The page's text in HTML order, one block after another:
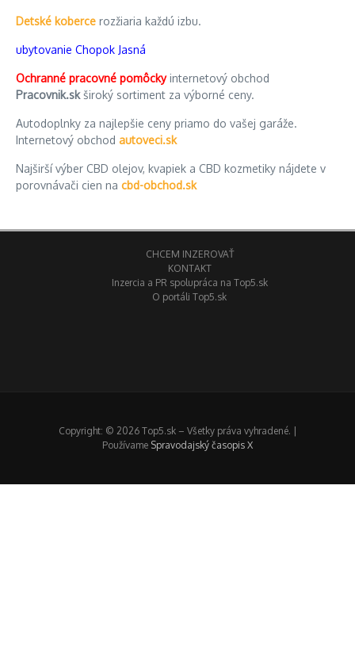
Detské koberce rozžiaria každú izbu.
ubytovanie Chopok Jasná
Ochranné pracovné pomôckyinternetový obchod
Pracovnik.skširoký sortiment za výborné ceny.
Autodoplnky za najlepšie ceny priamo do vašej garáže.
Internetový obchod autoveci.sk
Najširší výber CBD olejov, kvapiek a CBD kozmetiky nájdete v
porovnávači cien na cbd-obchod.sk
CHCEM INZEROVAŤ
KONTAKT
Inzercia a PR spolupráca na Top5.sk
O portáli Top5.sk
Copyright: © 2026 Top5.sk – Všetky práva vyhradené. |
Používame Spravodajský časopis X